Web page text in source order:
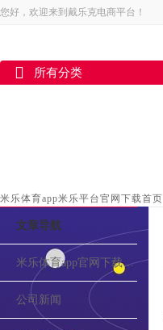
您好，欢迎来到戴乐克电商平台！
所有分类
米乐体育app米乐平台官网下载首页
文章导航
米乐体育app官网下载的介绍
公司新闻